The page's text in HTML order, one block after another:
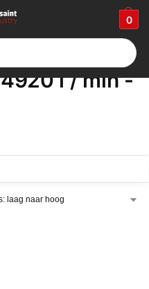
0
l / min -